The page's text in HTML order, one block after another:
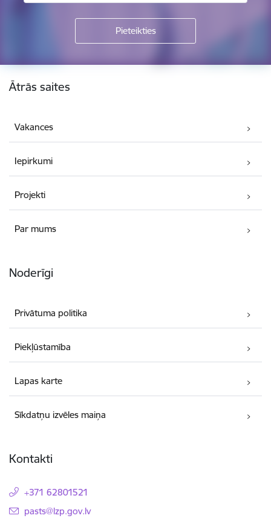
Kājene
Ātrās saites
Vakances
Iepirkumi
Projekti
Par mums
Noderīgi
Privātuma politika
Piekļūstamība
Lapas karte
Sīkdatņu izvēles maiņa
Kontakti
+371 62801521
E-pasts:
pasts@lzp.gov.lv